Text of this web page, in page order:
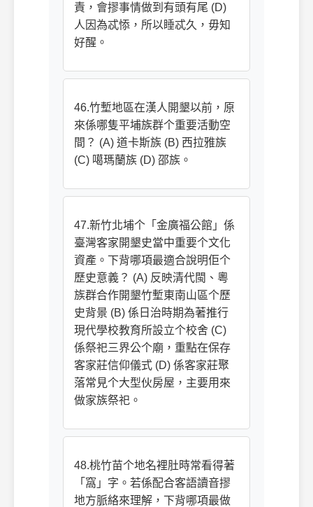
責，會摎事情做到有頭有尾 (D)
人因為忒悿，所以睡忒久，毋知
好醒。
46.竹塹地區在漢人開墾以前，原
來係哪隻平埔族群个重要活動空
間？ (A) 道卡斯族 (B) 西拉雅族
(C) 噶瑪蘭族 (D) 邵族。
47.新竹北埔个「金廣福公館」係
臺灣客家開墾史當中重要个文化
資產。下背哪項最適合說明佢个
歷史意義？ (A) 反映清代閩、粵
族群合作開墾竹塹東南山區个歷
史背景 (B) 係日治時期為著推行
現代學校教育所設立个校舍 (C)
係祭祀三界公个廟，重點在保存
客家莊信仰儀式 (D) 係客家莊聚
落常見个大型伙房屋，主要用來
做家族祭祀。
48.桃竹苗个地名裡肚時常看得著
「窩」字。若係配合客語讀音摎
地方脈絡來理解，下背哪項最做